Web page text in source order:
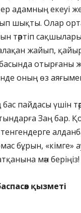
адамның екеуі
шықты. Олар
тәртіп
жайып,
отырғаны
оның өз
пайдасы үшін
Заң бар.
бұрын, «кімге»
мән беріңіз!
қызметі